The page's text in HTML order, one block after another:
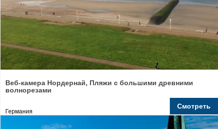
Веб-камера Нордернай, Пляжи с большими древними
волнорезами
Германия
Смотреть